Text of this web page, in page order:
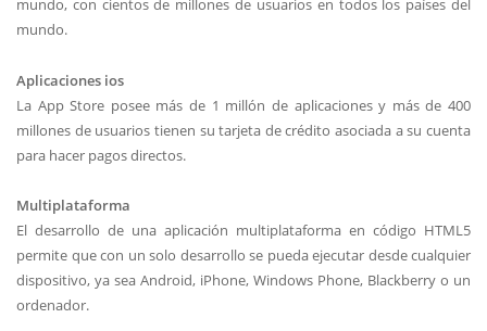
mundo, con cientos de millones de usuarios en todos los países del
mundo.
Aplicaciones ios
La App Store posee más de 1 millón de aplicaciones y más de 400
millones de usuarios tienen su tarjeta de crédito asociada a su cuenta
para hacer pagos directos.
Multiplataforma
El desarrollo de una aplicación multiplataforma en código HTML5
permite que con un solo desarrollo se pueda ejecutar desde cualquier
dispositivo, ya sea Android, iPhone, Windows Phone, Blackberry o un
ordenador.